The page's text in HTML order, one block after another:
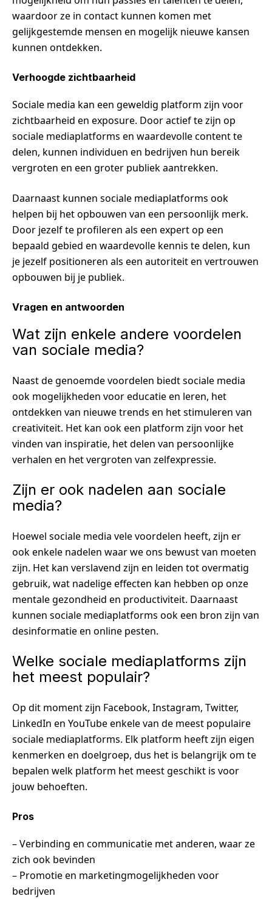
waardoor ze in contact kunnen komen met
gelijkgestemde mensen en mogelijk nieuwe kansen
kunnen ontdekken.
Verhoogde zichtbaarheid
Sociale media kan een geweldig platform zijn voor
zichtbaarheid en exposure. Door actief te zijn op
sociale mediaplatforms en waardevolle content te
delen, kunnen individuen en bedrijven hun bereik
vergroten en een groter publiek aantrekken.
Daarnaast kunnen sociale mediaplatforms ook
helpen bij het opbouwen van een persoonlijk merk.
Door jezelf te profileren als een expert op een
bepaald gebied en waardevolle kennis te delen, kun
je jezelf positioneren als een autoriteit en vertrouwen
opbouwen bij je publiek.
Vragen en antwoorden
Wat zijn enkele andere voordelen
van sociale media?
Naast de genoemde voordelen biedt sociale media
ook mogelijkheden voor educatie en leren, het
ontdekken van nieuwe trends en het stimuleren van
creativiteit. Het kan ook een platform zijn voor het
vinden van inspiratie, het delen van persoonlijke
verhalen en het vergroten van zelfexpressie.
Zijn er ook nadelen aan sociale
media?
Hoewel sociale media vele voordelen heeft, zijn er
ook enkele nadelen waar we ons bewust van moeten
zijn. Het kan verslavend zijn en leiden tot overmatig
gebruik, wat nadelige effecten kan hebben op onze
mentale gezondheid en productiviteit. Daarnaast
kunnen sociale mediaplatforms ook een bron zijn van
desinformatie en online pesten.
Welke sociale mediaplatforms zijn
het meest populair?
Op dit moment zijn Facebook, Instagram, Twitter,
LinkedIn en YouTube enkele van de meest populaire
sociale mediaplatforms. Elk platform heeft zijn eigen
kenmerken en doelgroep, dus het is belangrijk om te
bepalen welk platform het meest geschikt is voor
jouw behoeften.
Pros
– Verbinding en communicatie met anderen, waar ze
zich ook bevinden
– Promotie en marketingmogelijkheden voor
bedrijven